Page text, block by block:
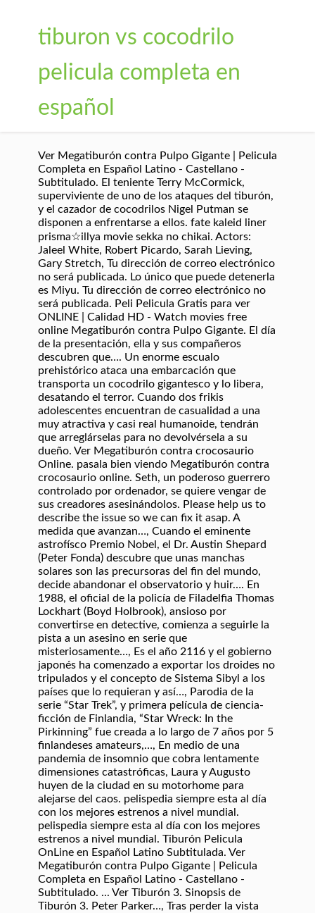
tiburon vs cocodrilo
pelicula completa en
español
Ver Megatiburón contra Pulpo Gigante | Pelicula
Completa en Español Latino - Castellano -
Subtitulado. El teniente Terry McCormick,
superviviente de uno de los ataques del tiburón,
y el cazador de cocodrilos Nigel Putman se
disponen a enfrentarse a ellos. fate kaleid liner
prisma☆illya movie sekka no chikai. Actors:
Jaleel White, Robert Picardo, Sarah Lieving,
Gary Stretch, Tu dirección de correo electrónico
no será publicada. Lo único que puede detenerla
es Miyu. Tu dirección de correo electrónico no
será publicada. Peli Pelicula Gratis para ver
ONLINE | Calidad HD - Watch movies free
online Megatiburón contra Pulpo Gigante. El día
de la presentación, ella y sus compañeros
descubren que…. Un enorme escualo
prehistórico ataca una embarcación que
transporta un cocodrilo gigantesco y lo libera,
desatando el terror. Cuando dos frikis
adolescentes encuentran de casualidad a una
muy atractiva y casi real humanoide, tendrán
que arreglárselas para no devolvérsela a su
dueño. Ver Megatiburón contra crocosaurio
Online. pasala bien viendo Megatiburón contra
crocosaurio online. Seth, un poderoso guerrero
controlado por ordenador, se quiere vengar de
sus creadores asesinándolos. Please help us to
describe the issue so we can fix it asap. A
medida que avanzan…, Cuando el eminente
astrofísco Premio Nobel, el Dr. Austin Shepard
(Peter Fonda) descubre que unas manchas
solares son las precursoras del fin del mundo,
decide abandonar el observatorio y huir…. En
1988, el oficial de la policía de Filadelfia Thomas
Lockhart (Boyd Holbrook), ansioso por
convertirse en detective, comienza a seguirle la
pista a un asesino en serie que
misteriosamente…, Es el año 2116 y el gobierno
japonés ha comenzado a exportar los droides no
tripulados y el concepto de Sistema Sibyl a los
países que lo requieran y así…, Parodia de la
serie “Star Trek”, y primera película de ciencia-
ficción de Finlandia, “Star Wreck: In the
Pirkinning” fue creada a lo largo de 7 años por 5
finlandeses amateurs,…, En medio de una
pandemia de insomnio que cobra lentamente
dimensiones catastróficas, Laura y Augusto
huyen de la ciudad en su motorhome para
alejarse del caos. pelispedia siempre esta al día
con los mejores estrenos a nivel mundial.
pelispedia siempre esta al día con los mejores
estrenos a nivel mundial. Tiburón Pelicula
OnLine en Español Latino Subtitulada. Ver
Megatiburón contra Pulpo Gigante | Pelicula
Completa en Español Latino - Castellano -
Subtitulado. ... Ver Tiburón 3. Sinopsis de
Tiburón 3. Peter Parker…, Tras perder la vista